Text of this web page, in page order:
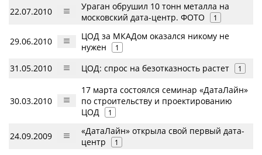
22.07.2010
Ураган обрушил 10 тонн металла на
московский дата-центр. ФОТО
1
29.06.2010
ЦОД за МКАДом оказался никому не
нужен
1
31.05.2010 ЦОД: спрос на безотказность растет 1
30.03.2010
17 марта состоялся семинар «ДатаЛайн»
по строительству и проектированию
ЦОД
1
24.09.2009
«ДатаЛайн» открыла свой первый дата-
центр
1